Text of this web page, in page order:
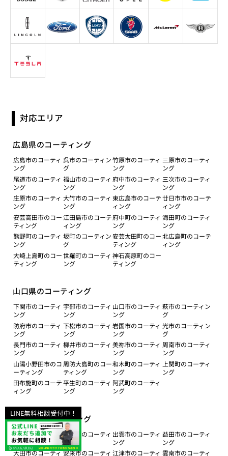
対応エリア
広島県のコーティング
広島市のコーティ
ング
呉市のコーティン
グ
竹原市のコーティ
ング
三原市のコーティ
ング
尾道市のコーティ
ング
福山市のコーティ
ング
府中市のコーティ
ング
三次市のコーティ
ング
庄原市のコーティ
ング
大竹市のコーティ
ング
東広島市のコーテ
ィング
廿日市市のコーテ
ィング
安芸高田市のコー
ティング
江田島市のコーテ
ィング
府中町のコーティ
ング
海田町のコーティ
ング
熊野町のコーティ
ング
坂町のコーティン
グ
安芸太田町のコー
ティング
北広島町のコーテ
ィング
大崎上島町のコー
ティング
世羅町のコーティ
ング
神石高原町のコー
ティング
山口県のコーティング
下関市のコーティ
ング
宇部市のコーティ
ング
山口市のコーティ
ング
萩市のコーティン
グ
防府市のコーティ
ング
下松市のコーティ
ング
岩国市のコーティ
ング
光市のコーティン
グ
長門市のコーティ
ング
柳井市のコーティ
ング
美祢市のコーティ
ング
周南市のコーティ
ング
山陽小野田市のコ
ーティング
周防大島町のコー
ティング
和木町のコーティ
ング
上関町のコーティ
ング
田布施町のコーテ
ィング
平生町のコーティ
ング
阿武町のコーティ
ング
島根県のコーティング
松江市のコーティ
ング
浜田市のコーティ
ング
出雲市のコーティ
ング
益田市のコーティ
ング
大田市のコーティ安来市のコーティ 江津市のコーティ 雲南市のコーティ
LINE無料相談受付中！